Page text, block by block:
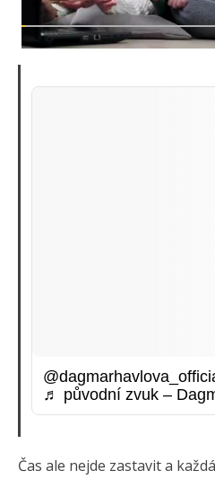
♬ původní zvuk –
Čas ale nejde zastavit a